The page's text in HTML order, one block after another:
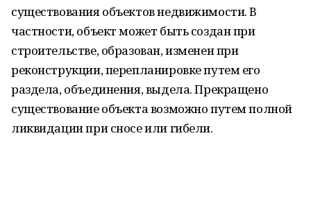
существования объектов недвижимости. В
частности, объект может быть создан при
строительстве, образован, изменен при
реконструкции, перепланировке путем его
раздела, объединения, выдела. Прекращено
существование объекта возможно путем полной
ликвидации при сносе или гибели.